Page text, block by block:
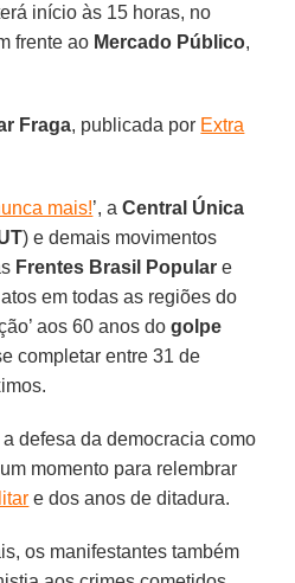
início às 15 horas, no
frente ao Mercado Público,
Fraga, publicada por Extra
mais!’, aCentral Única
) e demais movimentos
Frentes Brasil Popular e
em todas as regiões do
aos 60 anos dogolpe
completar entre 31 de
defesa da democracia como
momento para relembrar
e dos anos de ditadura.
os manifestantes também